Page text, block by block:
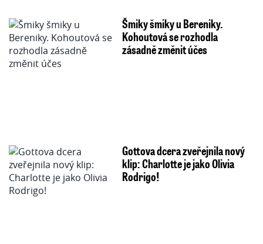
Šmiky šmiky u Bereniky.
Kohoutová se rozhodla
zásadně změnit účes
Gottova dcera zveřejnila nový
klip: Charlotte je jako Olivia
Rodrigo!